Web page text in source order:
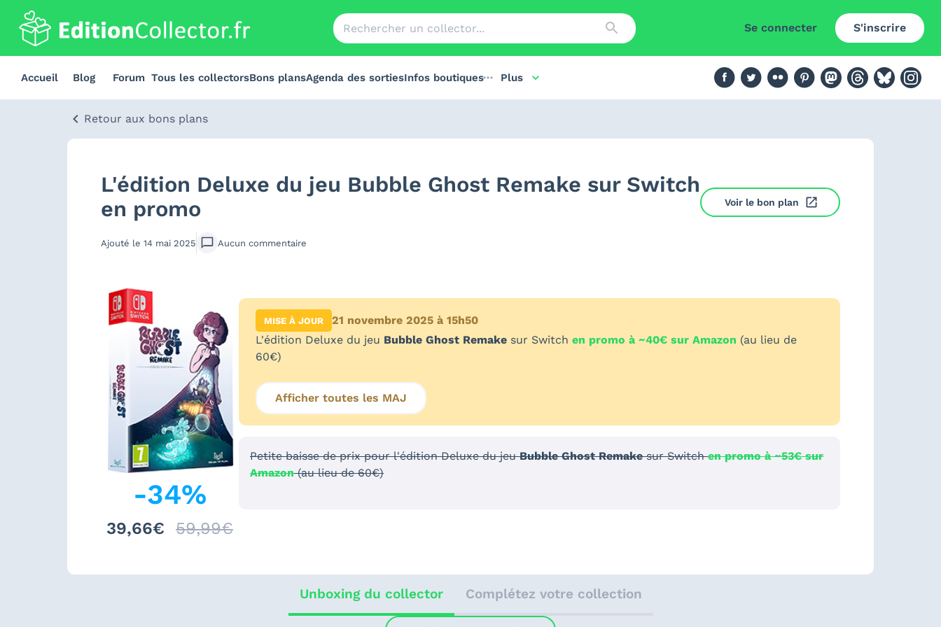
Se connecter S'inscrire
Accueil Blog Forum Tous les collectorsBons plansAgenda des sortiesInfos boutiques Plus
Retour aux bons plans
L'édition Deluxe du jeu Bubble Ghost Remake sur Switch
en promo
Voir le bon plan
Ajouté le 14 mai 2025 Aucun commentaire
-34%
39,66€ 59,99€
MISE À JOUR
21 novembre 2025 à 15h50
L'édition Deluxe du jeu Bubble Ghost Remake sur Switch en promo à ~40€ sur Amazon (au lieu de
60€)
Afficher toutes les MAJ
Petite baisse de prix pour l'édition Deluxe du jeuBubble Ghost Remakesur Switchen promo à ~53€ sur
Amazon(au lieu de 60€)
Unboxing du collector Complétez votre collection